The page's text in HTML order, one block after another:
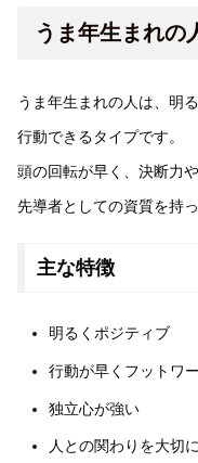
うま年生まれの
うま年生まれの人は、明
行動できるタイプです。
頭の回転が早く、決断力
先導者としての資質を持っ
主な特徴
明るくポジティブ
行動が早くフットワ
独立心が強い
人との関わりを大切